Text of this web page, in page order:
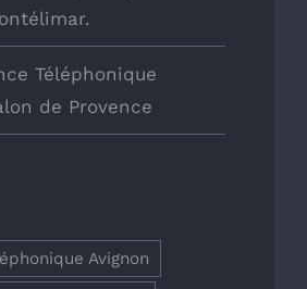
Téléphonique
de Provence
Avignon